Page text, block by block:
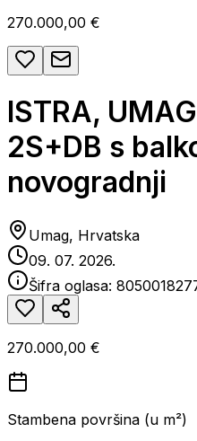
270.000,00 €
ISTRA,
2S+DB s
novogradnji
Umag, Hrvatska
09. 07. 2026.
Šifra oglasa:
270.000,00 €
Stambena površina (u m²)